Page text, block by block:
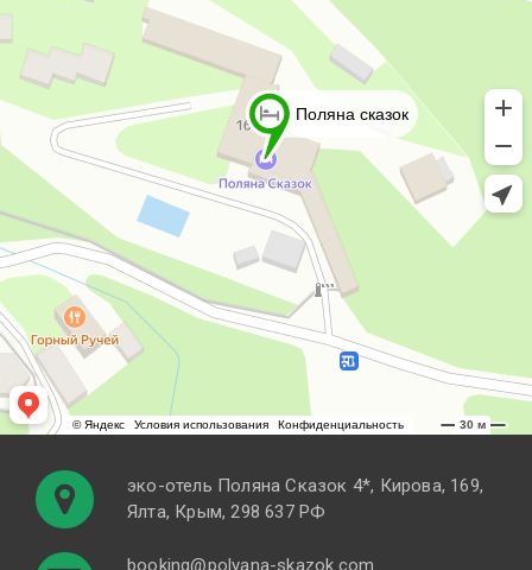
эко-отель Поляна Cказок 4*, Кирова, 169,
Ялта, Крым, 298 637 РФ
booking@polyana-skazok.com